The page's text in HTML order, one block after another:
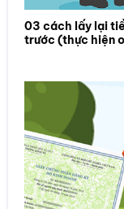
03 cách lấy lại
trước (thực hiện